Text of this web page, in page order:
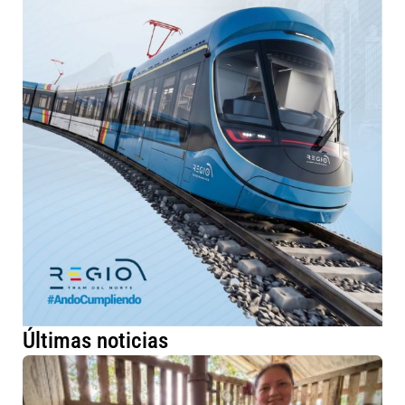
Últimas noticias